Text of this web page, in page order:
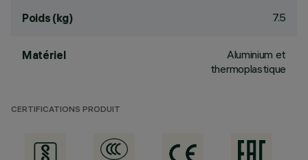
Poids (kg) 7.5
Matériel
Aluminium et
thermoplastique
CERTIFICATIONS PRODUIT